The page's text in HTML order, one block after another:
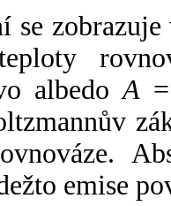
se
albedoA
emise